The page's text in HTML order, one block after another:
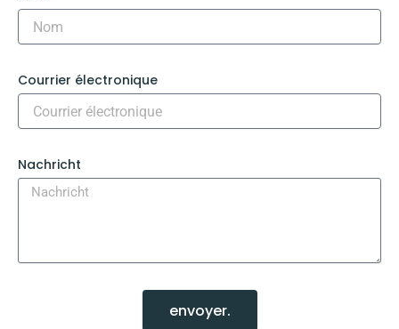
Courrier électronique
Nachricht
envoyer.